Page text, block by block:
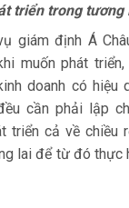
triển trong tương
giám định Á
muốn phát
doanh có hiệu
cần phải lập
triển cả về chiều
lai để từ đó thực